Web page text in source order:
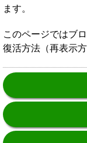
ます。
このページではブ
復活方法（再表示